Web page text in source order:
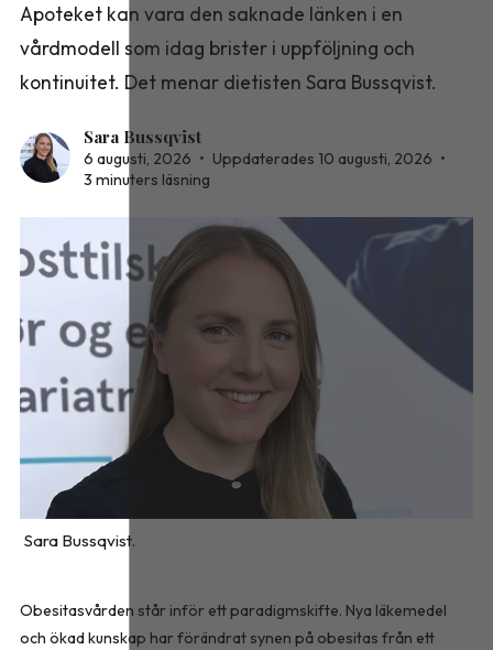
Apoteket kan vara den saknade länken i en
vårdmodell som idag brister i uppföljning och
kontinuitet. Det menar dietisten Sara Bussqvist.
Sara Bussqvist
6 augusti, 2026 • Uppdaterades 10 augusti, 2026 •
3 minuters läsning
Sara Bussqvist.
Obesitasvården står inför ett paradigmskifte. Nya läkemedel
och ökad kunskap har förändrat synen på obesitas från ett